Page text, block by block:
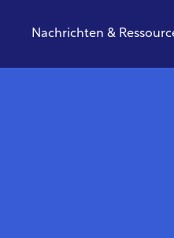
Nachrichten &